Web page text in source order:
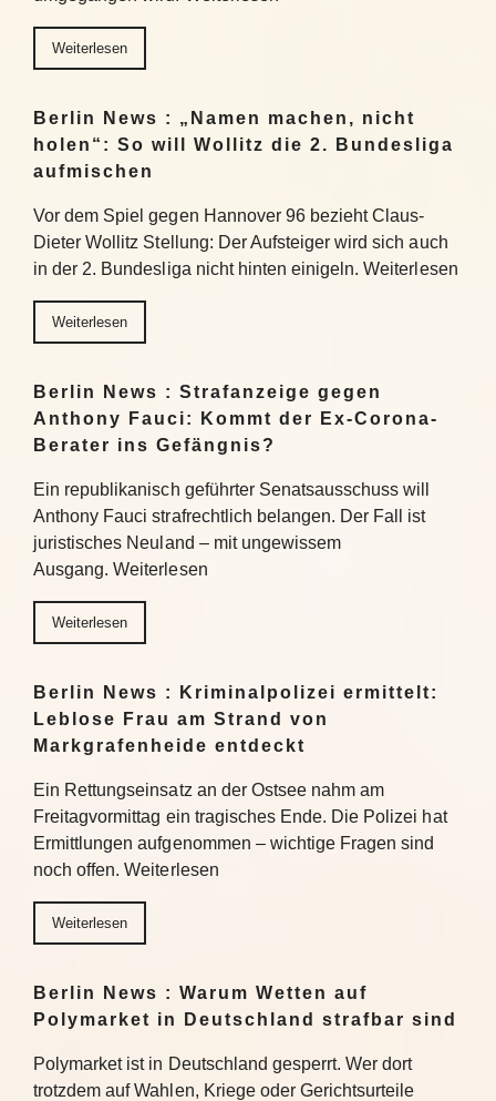
Weiterlesen
Berlin News : „Namen machen, nicht
holen“: So will Wollitz die 2. Bundesliga
aufmischen
Vor dem Spiel gegen Hannover 96 bezieht Claus-
Dieter Wollitz Stellung: Der Aufsteiger wird sich auch
in der 2. Bundesliga nicht hinten einigeln. Weiterlesen
Weiterlesen
Berlin News : Strafanzeige gegen
Anthony Fauci: Kommt der Ex-Corona-
Berater ins Gefängnis?
Ein republikanisch geführter Senatsausschuss will
Anthony Fauci strafrechtlich belangen. Der Fall ist
juristisches Neuland – mit ungewissem
Ausgang. Weiterlesen
Weiterlesen
Berlin News : Kriminalpolizei ermittelt:
Leblose Frau am Strand von
Markgrafenheide entdeckt
Ein Rettungseinsatz an der Ostsee nahm am
Freitagvormittag ein tragisches Ende. Die Polizei hat
Ermittlungen aufgenommen – wichtige Fragen sind
noch offen. Weiterlesen
Weiterlesen
Berlin News : Warum Wetten auf
Polymarket in Deutschland strafbar sind
Polymarket ist in Deutschland gesperrt. Wer dort
trotzdem auf Wahlen, Kriege oder Gerichtsurteile